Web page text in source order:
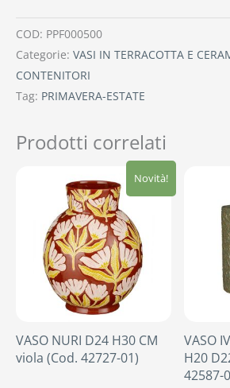
COD: PPF000500
Categorie: VASI IN TERRACOTTA E
CONTENITORI
Tag: PRIMAVERA-ESTATE
Prodotti correlati
Novità!
VASO NURI D24 H30 CM
viola (Cod. 42727-01)
VASO
H20
42587-